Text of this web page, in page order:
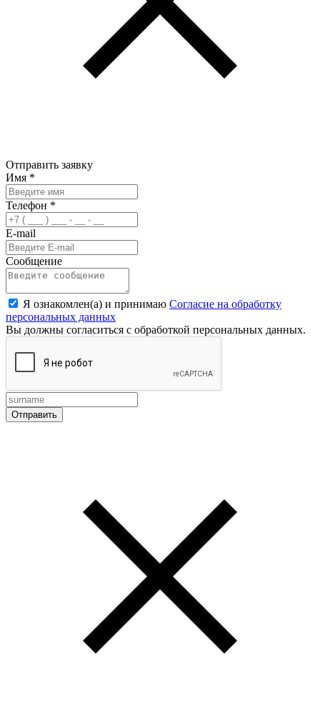
Отправить заявку
Имя *
Телефон *
E-mail
Сообщение
Я ознакомлен(а) и принимаю Согласие на обработку
персональных данных
Вы должны согласиться с обработкой персональных данных.